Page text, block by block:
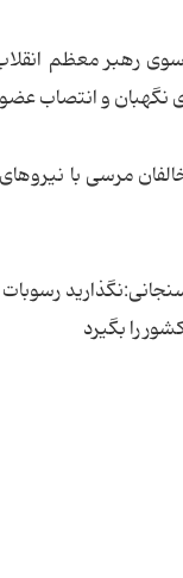
رهبر معظم
نگهبان و انتصاب
را بگیرد